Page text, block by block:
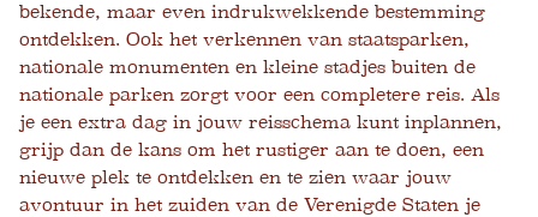
bekende, maar even indrukwekkende bestemming
ontdekken. Ook het verkennen van staatsparken,
nationale monumenten en kleine stadjes buiten de
nationale parken zorgt voor een completere reis. Als
je een extra dag in jouw reisschema kunt inplannen,
grijp dan de kans om het rustiger aan te doen, een
nieuwe plek te ontdekken en te zien waar jouw
avontuur in het zuiden van de Verenigde Staten je